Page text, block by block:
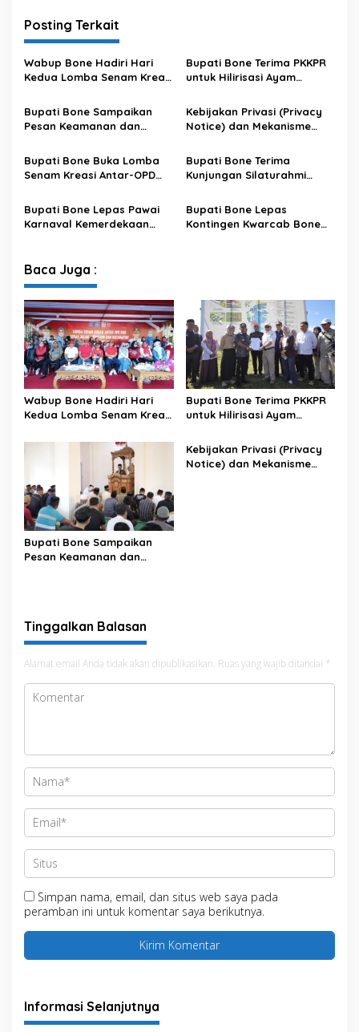
Posting Terkait
Wabup Bone Hadiri Hari
Kedua Lomba Senam Kreasi
Bupati Bone Terima PKKPR
untuk Hilirisasi Ayam
Bupati Bone Sampaikan
Pesan Keamanan dan
Kebijakan Privasi (Privacy
Notice) dan Mekanisme
Data pada Portal Bone
Satu Data
Bupati Bone Buka Lomba
Senam Kreasi Antar-OPD
Bupati Bone Terima
Kunjungan Silaturahmi
XIV/Hasanuddin
Bupati Bone Lepas Pawai
Karnaval Kemerdekaan
Bupati Bone Lepas
Kontingen Kwarcab Bone
Baca Juga :
Wabup Bone Hadiri Hari
Kedua Lomba Senam Kreasi
Bupati Bone Terima PKKPR
untuk Hilirisasi Ayam
Bupati Bone Sampaikan
Pesan Keamanan dan
Kebijakan Privasi (Privacy
Notice) dan Mekanisme
Tinggalkan Balasan
Alamat email Anda tidak akan dipublikasikan. Ruas yang wajib ditandai *
Simpan nama, email, dan situs web saya pada
peramban ini untuk komentar saya berikutnya.
Informasi Selanjutnya